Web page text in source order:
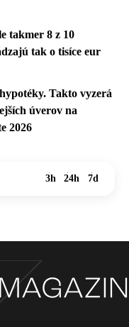
takmer 8 z 10
tak o tisíce eur
Takto vyzerá
úverov na
2026
3h 24h 7d